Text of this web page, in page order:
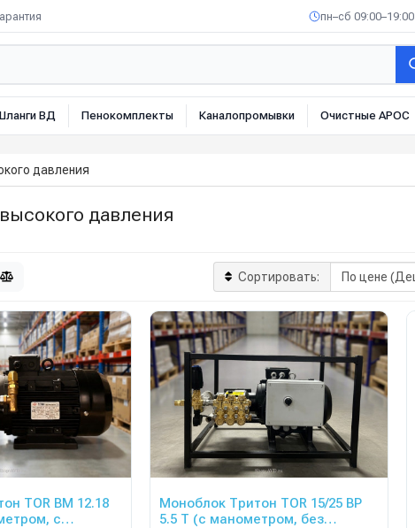
пн–сб 09:00–19:00
ВД Пенокомплекты Каналопромывки Очистные АРОС
давления
давления
Сортировать:
TOR ВМ 12.18
с
Моноблок Тритон TOR 15/25 ВР
5.5 T (с манометром, без